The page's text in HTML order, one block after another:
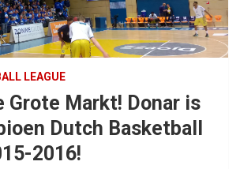
LEAGUE
Grote Markt! Donar is
Dutch Basketball
2016!